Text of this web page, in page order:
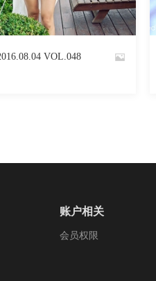
569 阅读 0 回复
VOL.048
账户相关
会员权限